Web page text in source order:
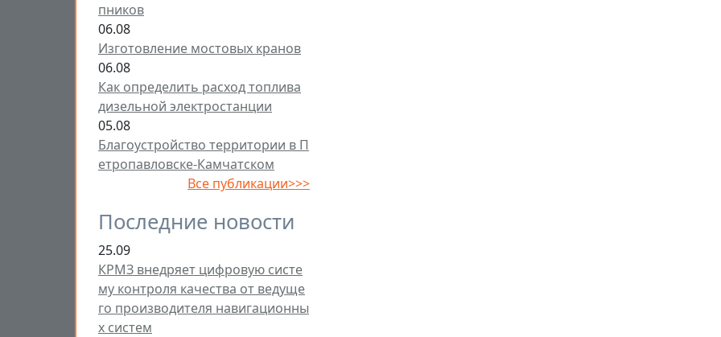
пников
06.08
Изготовление мостовых кранов
06.08
Как определить расход топлива
дизельной электростанции
05.08
Благоустройство территории в П
етропавловске-Камчатском
Все публикации>>>
Последние новости
25.09
КРМЗ внедряет цифровую систе
му контроля качества от ведуще
го производителя навигационны
х систем